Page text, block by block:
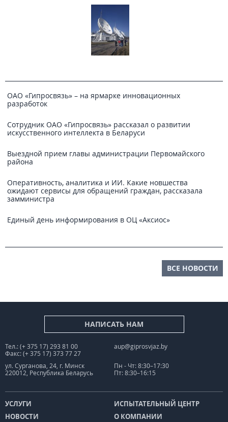
ОАО «Гипросвязь» – на ярмарке инновационных
разработок
Сотрудник ОАО «Гипросвязь» рассказал о развитии
искусственного интеллекта в Беларуси
Выездной прием главы администрации Первомайского
района
Оперативность, аналитика и ИИ. Какие новшества
ожидают сервисы для обращений граждан, рассказала
замминистра
Единый день информирования в ОЦ «Аксиос»
ВСЕ НОВОСТИ
НАПИСАТЬ НАМ
Тел.: (+ 375 17) 293 81 00
Факс: (+ 375 17) 373 77 27
aup@giprosvjaz.by
ул. Сурганова, 24, г. Минск
220012, Республика Беларусь
Пн - Чт: 8:30–17:30
Пт: 8:30–16:15
УСЛУГИ
ИСПЫТАТЕЛЬНЫЙ ЦЕНТР
НОВОСТИ
О КОМПАНИИ